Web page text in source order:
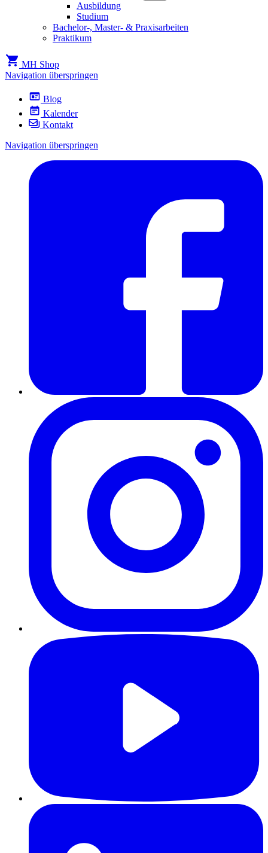
Ausbildung
Studium
Bachelor-, Master- & Praxisarbeiten
Praktikum
MH Shop
Navigation überspringen
Blog
Kalender
Kontakt
Navigation überspringen